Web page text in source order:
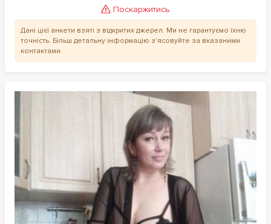
Поскаржитись
Дані цієї анкети взяті з відкритих джерел. Ми не гарантуємо їхню
точність. Більш детальну інформацію з'ясовуйте за вказаними
контактами.